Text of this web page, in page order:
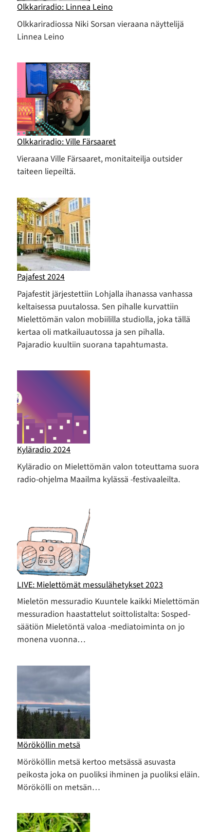
Olkkariradio: Linnea Leino
Olkkariradiossa Niki Sorsan vieraana näyttelijä
Linnea Leino
Olkkariradio: Ville Färsaaret
Vieraana Ville Färsaaret, monitaiteilja outsider
taiteen liepeiltä.
Pajafest 2024
Pajafestit järjestettiin Lohjalla ihanassa vanhassa
keltaisessa puutalossa. Sen pihalle kurvattiin
Mielettömän valon mobiililla studiolla, joka tällä
kertaa oli matkailuautossa ja sen pihalla.
Pajaradio kuultiin suorana tapahtumasta.
Kyläradio 2024
Kyläradio on Mielettömän valon toteuttama suora
radio-ohjelma Maailma kylässä -festivaaleilta.
LIVE: Mielettömät messulähetykset 2023
Mieletön messuradio Kuuntele kaikki Mielettömän
messuradion haastattelut soittolistalta: Sosped-
säätiön Mieletöntä valoa -mediatoiminta on jo
monena vuonna…
Mörököllin metsä
Mörököllin metsä kertoo metsässä asuvasta
peikosta joka on puoliksi ihminen ja puoliksi eläin.
Mörökölli on metsän…